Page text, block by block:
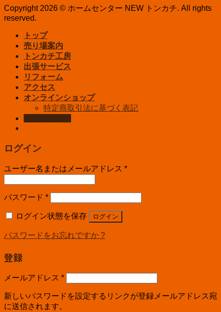
Copyright 2026 © ホームセンター NEW トンカチ. All rights
reserved.
トップ
売り場案内
トンカチ工房
出張サービス
リフォーム
アクセス
オンラインショップ
特定商取引法に基づく表記
ログイン
ユーザー名またはメールアドレス *
パスワード *
ログイン状態を保存 ログイン
パスワードをお忘れですか ?
登録
メールアドレス *
新しいパスワードを設定するリンクが登録メールアドレス宛
に送信されます。